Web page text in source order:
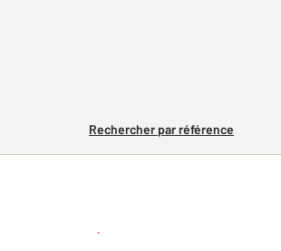
Rechercher par référence
Créer une alerte